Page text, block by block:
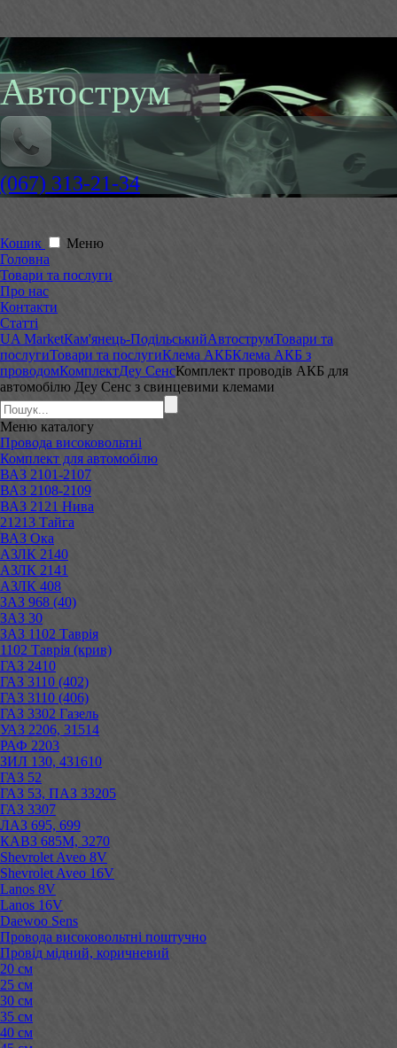
Автострум
(067) 313-21-34
Кошик
Меню
Головна
Товари та послуги
Про нас
Контакти
Статті
UA MarketКам'янець-ПодільськийАвтострумТовари та
послугиТовари та послугиКлема АКБКлема АКБ з
проводомКомплектДеу СенсКомплект проводів АКБ для
автомобілю Деу Сенс з свинцевими клемами
Меню каталогу
Провода високовольтні
Комплект для автомобілю
ВАЗ 2101-2107
ВАЗ 2108-2109
ВАЗ 2121 Нива
21213 Тайга
ВАЗ Ока
АЗЛК 2140
АЗЛК 2141
АЗЛК 408
ЗАЗ 968 (40)
ЗАЗ 30
ЗАЗ 1102 Таврія
1102 Таврія (крив)
ГАЗ 2410
ГАЗ 3110 (402)
ГАЗ 3110 (406)
ГАЗ 3302 Газель
УАЗ 2206, 31514
РАФ 2203
ЗИЛ 130, 431610
ГАЗ 52
ГАЗ 53, ПАЗ 33205
ГАЗ 3307
ЛАЗ 695, 699
КАВЗ 685М, 3270
Shevrolet Aveo 8V
Shevrolet Aveo 16V
Lanos 8V
Lanos 16V
Daewoo Sens
Провода високовольтні поштучно
Провід мідний, коричневий
20 см
25 см
30 см
35 см
40 см